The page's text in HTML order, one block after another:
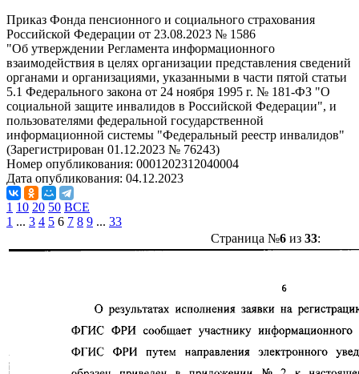
Приказ Фонда пенсионного и социального страхования
Российской Федерации от 23.08.2023 № 1586
"Об утверждении Регламента информационного
взаимодействия в целях организации представления сведений
органами и организациями, указанными в части пятой статьи
5.1 Федерального закона от 24 ноября 1995 г. № 181-ФЗ "О
социальной защите инвалидов в Российской Федерации", и
пользователями федеральной государственной
информационной системы "Федеральный реестр инвалидов"
(Зарегистрирован 01.12.2023 № 76243)
Номер опубликования: 0001202312040004
Дата опубликования: 04.12.2023
1 10 20 50 ВСЕ
1 ... 3 4 5 6 7 8 9 ... 33
Страница №6из 33: